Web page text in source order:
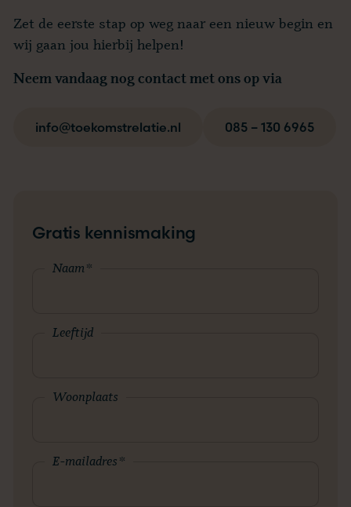
Zet de eerste stap op weg naar een nieuw begin en
wij gaan jou hierbij helpen!
Neem vandaag nog contact met ons op via
info@toekomstrelatie.nl 085 – 130 6965
Gratis kennismaking
Naam*
Leeftijd
Woonplaats
E-mailadres*